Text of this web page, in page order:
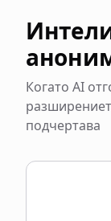
Когато AI
подчертава